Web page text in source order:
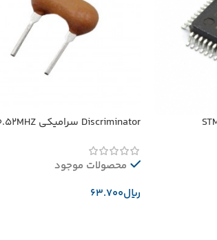
Discriminator سرامیکی 10.52MHZ
محصولات موجود
﷼